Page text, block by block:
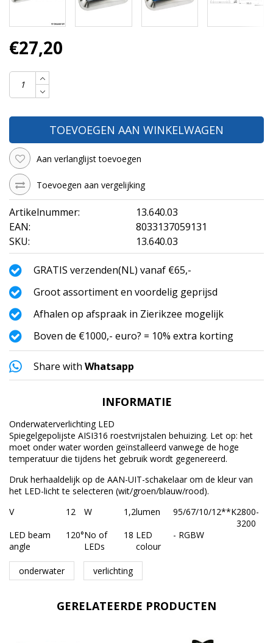
€27,20
TOEVOEGEN AAN WINKELWAGEN
Aan verlanglijst toevoegen
Toevoegen aan vergelijking
Artikelnummer:
13.640.03
EAN:
8033137059131
SKU:
13.640.03
GRATIS verzenden(NL) vanaf €65,-
Groot assortiment en voordelig geprijsd
Afhalen op afspraak in Zierikzee mogelijk
Boven de €1000,- euro? = 10% extra korting
Share with Whatsapp
INFORMATIE
Onderwaterverlichting LED
Spiegelgepolijste AISI316 roestvrijstalen behuizing. Let op: het
moet onder water worden geïnstalleerd vanwege de hoge
temperatuur die tijdens het gebruik wordt gegenereerd.
Druk herhaaldelijk op de AAN-UIT-schakelaar om de kleur van
het LED-licht te selecteren (wit/groen/blauw/rood).
V
12 W 1,2lumen 95/67/10/12**K2800-
3200
LED beam
angle
120°No of
LEDs
18 LED
colour
- RGBW
onderwater verlichting
GERELATEERDE PRODUCTEN